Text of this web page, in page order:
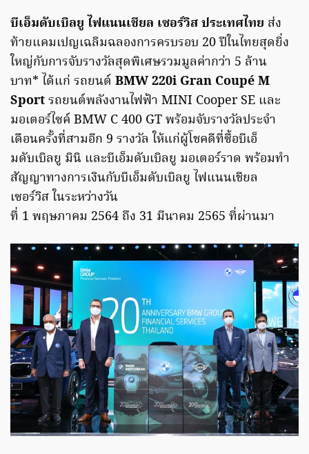
บีเอ็มดับเบิลยู ไฟแนนเชียล เซอร์วิส ประเทศไทย ส่ง
ท้ายแคมเปญเฉลิมฉลองการครบรอบ 20 ปีในไทยสุดยิ่ง
ใหญ่กับการจับรางวัลสุดพิเศษรวมมูลค่ากว่า 5 ล้าน
บาท* ได้แก่ รถยนต์ BMW 220i Gran Coupé M
Sportรถยนต์พลังงานไฟฟ้า MINI Cooper SE และ
มอเตอร์ไซค์ BMW C 400 GT พร้อมจับรางวัลประจำ
เดือนครั้งที่สามอีก 9 รางวัล ให้แก่ผู้โชคดีที่ซื้อบีเอ็
มดับเบิลยู มินิ และบีเอ็มดับเบิลยู มอเตอร์ราด พร้อมทำ
สัญญาทางการเงินกับบีเอ็มดับเบิลยู ไฟแนนเชียล
เซอร์วิส ในระหว่างวัน
ที่ 1 พฤษภาคม 2564 ถึง 31 มีนาคม 2565 ที่ผ่านมา